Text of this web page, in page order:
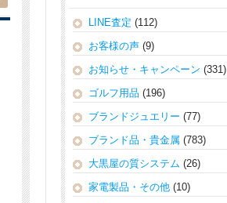
LINE査定 (112)
お客様の声 (9)
お知らせ・キャンペーン (331)
ゴルフ用品 (196)
ブランドジュエリー (77)
ブランド品・貴金属 (783)
大黒屋の質システム (26)
家電製品・その他 (10)